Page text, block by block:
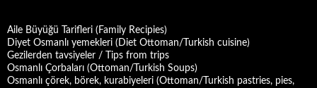
Aile Büyüğü Tarifleri (Family Recipies)
Diyet Osmanlı yemekleri (Diet Ottoman/Turkish cuisine)
Gezilerden tavsiyeler / Tips from trips
Osmanlı Çorbaları (Ottoman/Turkish Soups)
Osmanlı çörek, börek, kurabiyeleri (Ottoman/Turkish pastries, pies,